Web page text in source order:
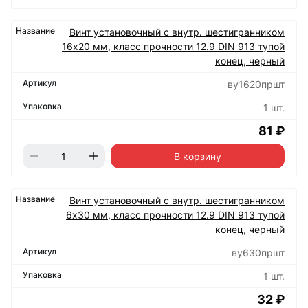
Винт установочный с внутр. шестигранником
16х20 мм, класс прочности 12.9 DIN 913 тупой
конец, черный
ву1620пршт
1 шт.
81 ₽
В корзину
Винт установочный с внутр. шестигранником
6х30 мм, класс прочности 12.9 DIN 913 тупой
конец, черный
ву630пршт
1 шт.
32 ₽